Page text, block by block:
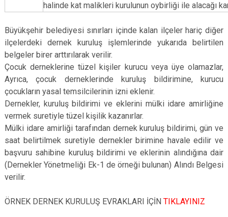
halinde kat malikleri kurulunun oybirliği ile alacağı
Büyükşehir belediyesi sınırları içinde kalan ilçeler hariç diğer
ilçelerdeki dernek kuruluş işlemlerinde yukarıda belirtilen
belgeler birer arttırılarak verilir.
Çocuk derneklerine tüzel kişiler kurucu veya üye olamazlar,
Ayrıca, çocuk derneklerinde kuruluş bildirimine, kurucu
çocukların yasal temsilcilerinin izni eklenir.
Dernekler, kuruluş bildirimi ve eklerini mülki idare amirliğine
vermek suretiyle tüzel kişilik kazanırlar.
Mülki idare amirliği tarafından dernek kuruluş bildirimi, gün ve
saat belirtilmek suretiyle dernekler birimine havale edilir ve
başvuru sahibine kuruluş bildirimi ve eklerinin alındığına dair
(Dernekler Yönetmeliği Ek-1 de örneği bulunan) Alındı Belgesi
verilir.
ÖRNEK DERNEK KURULUŞ EVRAKLARI İÇİN TIKLAYINIZ